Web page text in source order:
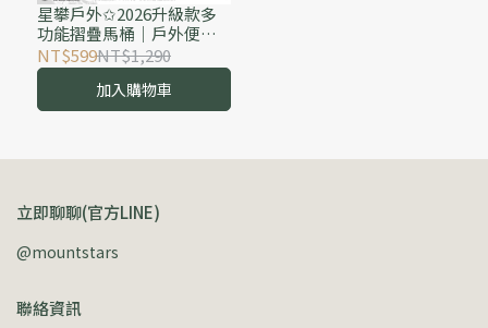
星攀戶外✩2026升級款多
功能摺疊馬桶｜戶外便攜
馬桶｜車用行動馬桶｜露
營馬桶｜折疊椅｜垃圾桶
三用（附側邊收納架）
NT$599NT$1,290
加入購物車
立即聊聊(官方LINE)
@mountstars
聯絡資訊